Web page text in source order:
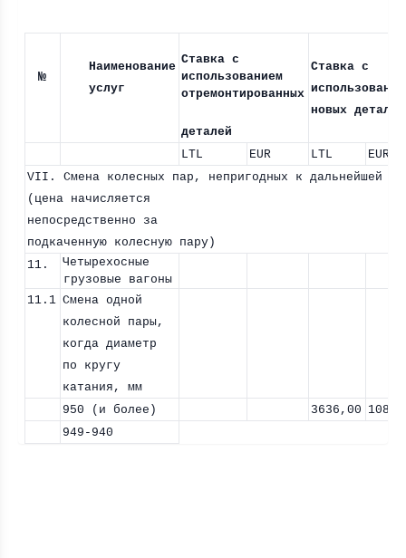
№
Наименование
услуг
Ставка с
использованием
отремонтированных
Ставка с
новых деталей
деталей
LTL
EUR LTL
EUR
VII.Смена колесных пар, непригодных к дальнейшей
(цена начисляется
непосредственно за
подкаченную колесную пару)
11.
Четырехосные
грузовые вагоны
11.1 Смена одной
колесной пары,
когда диаметр
по кругу
катания, мм
950 (и более)
3636,00
949-940